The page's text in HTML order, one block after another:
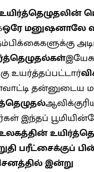
ஒரே மனுஷனாலே
உயர்த்தப்பட்டார்
தன்னுடைய
இந்தப்
உலகத்தின்
பரீட்சைக்குப்
இன்று